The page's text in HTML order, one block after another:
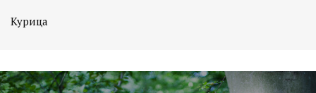
Курица